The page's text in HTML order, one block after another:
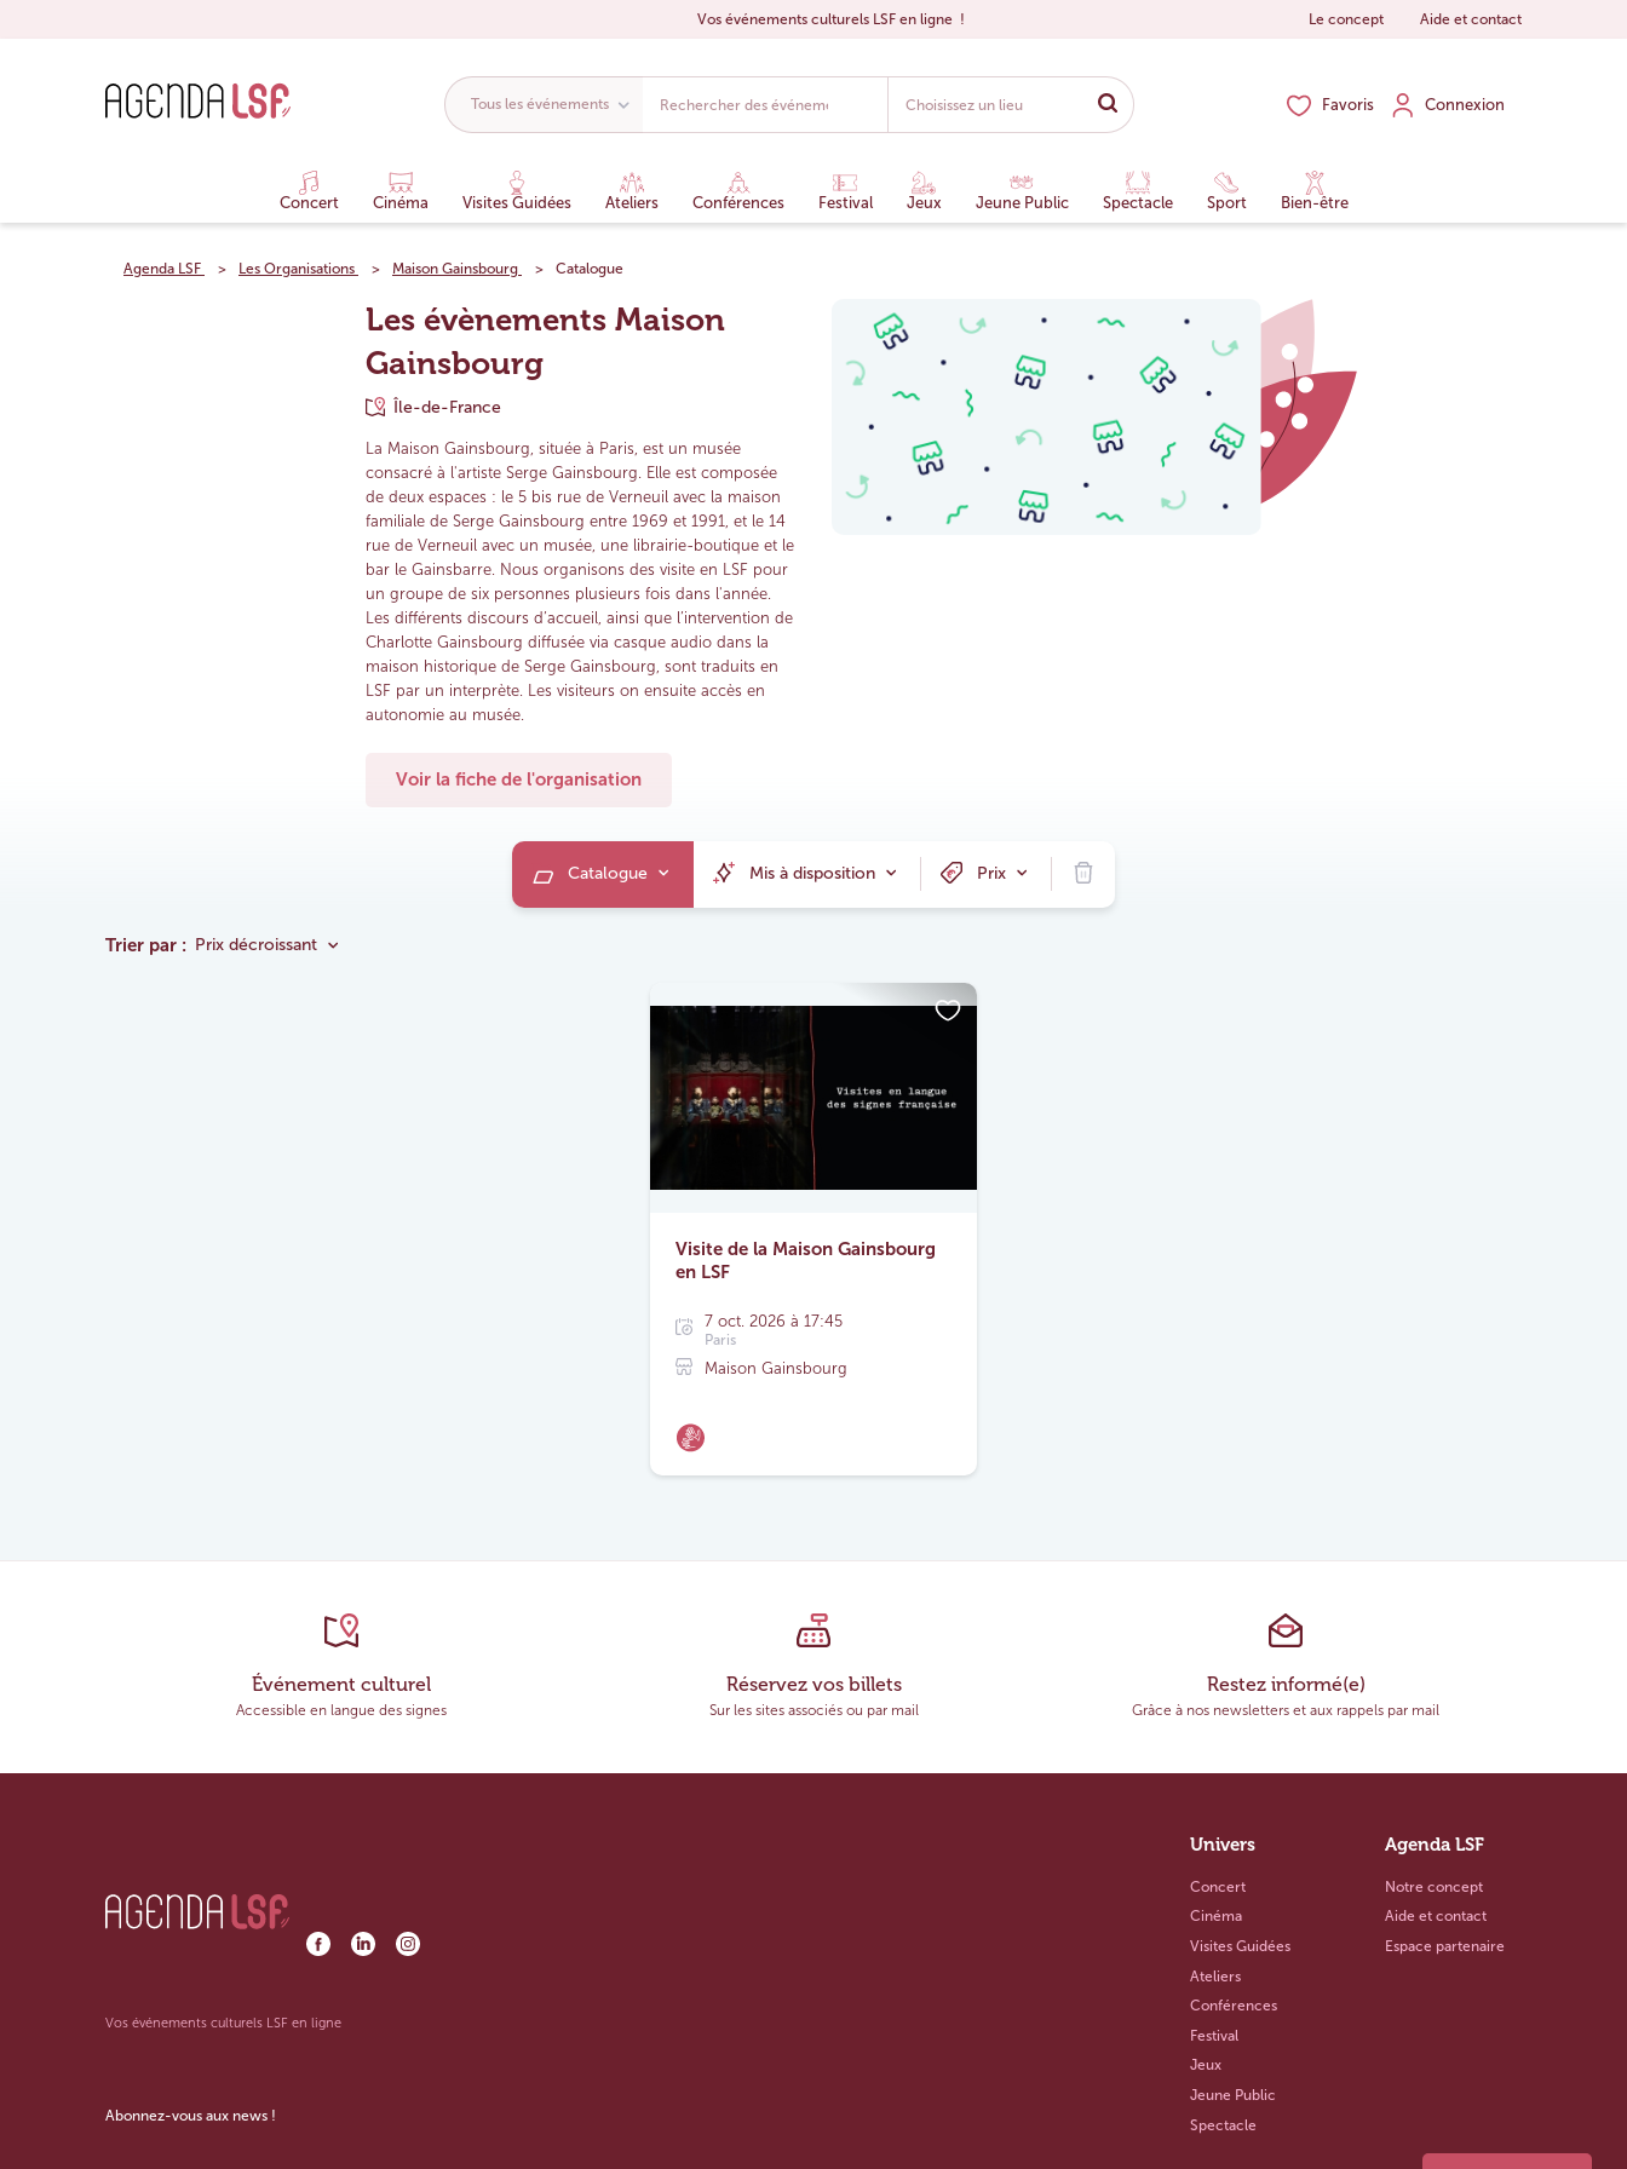
Vos événements culturels LSF en ligne ! Le concept Aide et contact
Favoris Connexion
Concert Cinéma Visites Guidées Ateliers Conférences Festival Jeux Jeune Public Spectacle Sport Bien-être
Agenda LSF Les Organisations Maison Gainsbourg Catalogue
Les évènements Maison
Gainsbourg
Île-de-France
La Maison Gainsbourg, située à Paris, est un musée
consacré à l'artiste Serge Gainsbourg. Elle est composée
de deux espaces : le 5 bis rue de Verneuil avec la maison
familiale de Serge Gainsbourg entre 1969 et 1991, et le 14
rue de Verneuil avec un musée, une librairie-boutique et le
bar le Gainsbarre. Nous organisons des visite en LSF pour
un groupe de six personnes plusieurs fois dans l'année.
Les différents discours d’accueil, ainsi que l’intervention de
Charlotte Gainsbourg diffusée via casque audio dans la
maison historique de Serge Gainsbourg, sont traduits en
LSF par un interprète. Les visiteurs on ensuite accès en
autonomie au musée.
Voir la fiche de l'organisation
Catalogue Mis à disposition Prix
Trier par : Prix décroissant
Visite de la Maison Gainsbourg
en LSF
7 oct. 2026 à 17:45
Paris
Maison Gainsbourg
Événement culturel
Accessible en langue des signes
Réservez vos billets
Sur les sites associés ou par mail
Restez informé(e)
Grâce à nos newsletters et aux rappels par mail
Vos événements culturels LSF en ligne
Abonnez-vous aux news !
Univers
Concert
Cinéma
Visites Guidées
Ateliers
Conférences
Festival
Jeux
Jeune Public
Spectacle
Agenda LSF
Notre concept
Aide et contact
Espace partenaire